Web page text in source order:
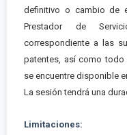
definitivo o cambio de
Prestador de
correspondiente a las
patentes, así como
se encuentre disponible
La sesión tendrá una
Limitaciones: